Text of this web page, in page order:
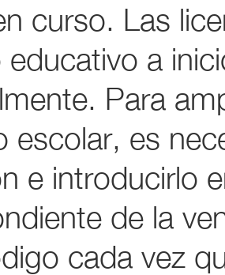
curso. Las
educativo a
Para
escolar, es
e introducirlo
de la
cada vez